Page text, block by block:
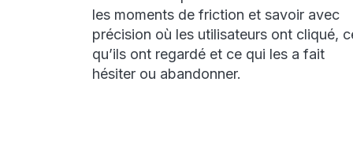
les moments de friction et savoir avec
précision où les utilisateurs ont cliqué,
qu’ils ont regardé et ce qui les a fait
hésiter ou abandonner.